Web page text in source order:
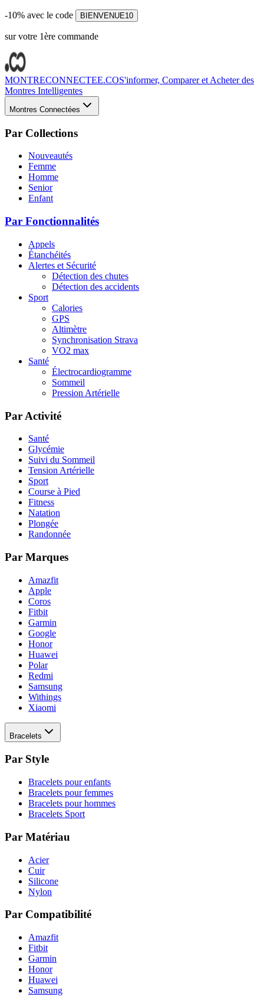
-10% avec le code BIENVENUE10
sur votre 1ère commande
MONTRECONNECTEE.COS'informer, Comparer et Acheter des
Montres Intelligentes
Montres Connectées
Par Collections
Nouveautés
Femme
Homme
Senior
Enfant
Par Fonctionnalités
Appels
Étanchéités
Alertes et Sécurité
Détection des chutes
Détection des accidents
Sport
Calories
GPS
Altimètre
Synchronisation Strava
VO2 max
Santé
Électrocardiogramme
Sommeil
Pression Artérielle
Par Activité
Santé
Glycémie
Suivi du Sommeil
Tension Artérielle
Sport
Course à Pied
Fitness
Natation
Plongée
Randonnée
Par Marques
Amazfit
Apple
Coros
Fitbit
Garmin
Google
Honor
Huawei
Polar
Redmi
Samsung
Withings
Xiaomi
Bracelets
Par Style
Bracelets pour enfants
Bracelets pour femmes
Bracelets pour hommes
Bracelets Sport
Par Matériau
Acier
Cuir
Silicone
Nylon
Par Compatibilité
Amazfit
Fitbit
Garmin
Honor
Huawei
Samsung